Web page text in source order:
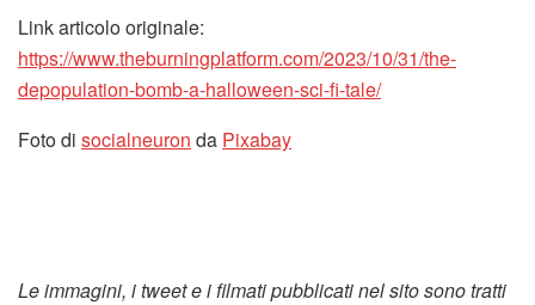
Link articolo originale:
https://www.theburningplatform.com/2023/10/31/the-
depopulation-bomb-a-halloween-sci-fi-tale/
Foto di socialneuron da Pixabay
Le immagini, i tweet e i filmati pubblicati nel sito sono tratti